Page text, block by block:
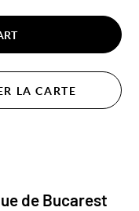
LA CARTE
de Bucarest